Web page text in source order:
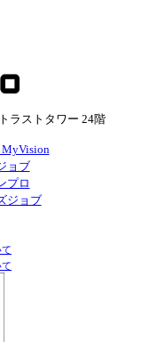
ラストタワー 24階
ョブ
プロ
ジョブ